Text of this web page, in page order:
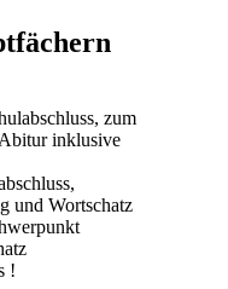
zum
inklusive
und Wortschatz
!